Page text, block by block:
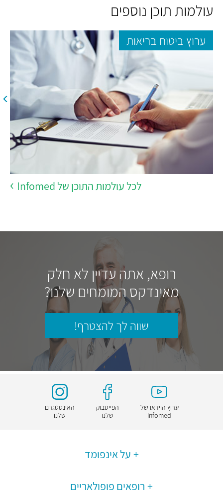
עולמות תוכן נוספים
ערוץ ביטוח בריאות
לכל עולמות התוכן של Infomed
רופא, אתה עדיין לא חלק
מאינדקס המומחים שלנו?
שווה לך להצטרף!
ערוץ הוידאו של
Infomed
הפייסבוק
שלנו
האינסטגרם
שלנו
על אינפומד
רופאים פופולאריים